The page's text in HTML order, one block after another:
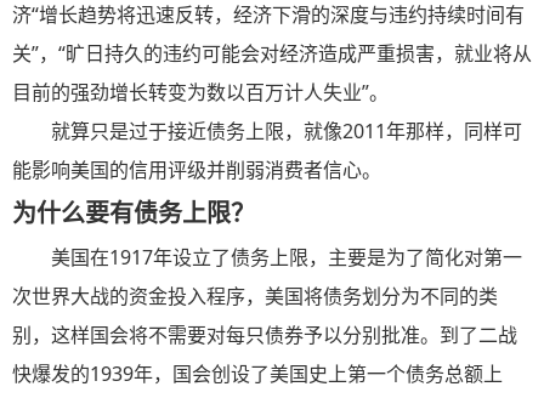
济“增长趋势将迅速反转，经济下滑的深度与违约持续时间有
关”，“旷日持久的违约可能会对经济造成严重损害，就业将从
目前的强劲增长转变为数以百万计人失业”。
就算只是过于接近债务上限，就像2011年那样，同样可
能影响美国的信用评级并削弱消费者信心。
为什么要有债务上限？
美国在1917年设立了债务上限，主要是为了简化对第一
次世界大战的资金投入程序，美国将债务划分为不同的类
别，这样国会将不需要对每只债券予以分别批准。到了二战
快爆发的1939年，国会创设了美国史上第一个债务总额上